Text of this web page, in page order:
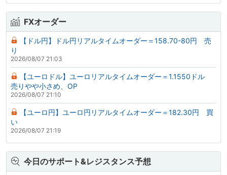
FXオーダー
【ドル円】ドル円リアルタイムオーダー＝158.70-80円 売
り
2026/08/07 21:03
【ユーロドル】ユーロリアルタイムオーダー＝1.1550ドル
売りやや小さめ、OP
2026/08/07 21:10
【ユーロ円】ユーロ円リアルタイムオーダー＝182.30円 買
い
2026/08/07 21:19
今日のサポート&レジスタンス予想